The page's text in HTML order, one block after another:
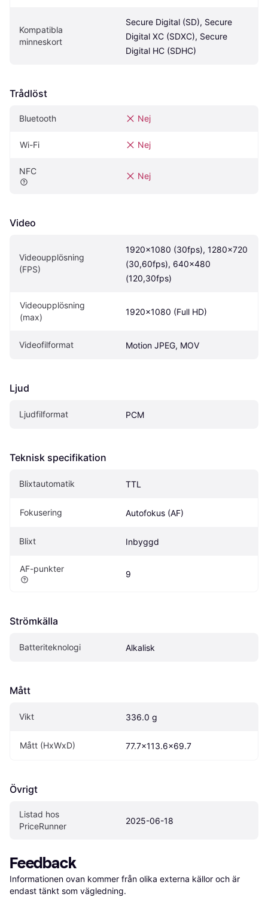
Kompatibla
minneskort
Secure Digital (SD), Secure
Digital XC (SDXC), Secure
Digital HC (SDHC)
Trådlöst
Bluetooth Nej
Wi-Fi Nej
NFC Nej
Video
Videoupplösning
(FPS)
1920x1080 (30fps), 1280x720
(30,60fps), 640x480
(120,30fps)
Videoupplösning
(max)
1920x1080 (Full HD)
Videofilformat Motion JPEG, MOV
Ljud
Ljudfilformat PCM
Teknisk specifikation
Blixtautomatik TTL
Fokusering Autofokus (AF)
Blixt Inbyggd
AF-punkter
9
Strömkälla
Batteriteknologi Alkalisk
Mått
Vikt 336.0 g
Mått (HxWxD) 77.7x113.6x69.7
Övrigt
Listad hos
PriceRunner
2025-06-18
Feedback
Informationen ovan kommer från olika externa källor och är
endast tänkt som vägledning.